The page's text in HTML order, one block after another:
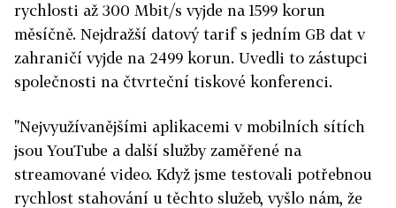
rychlosti až 300 Mbit/s vyjde na 1599 korun
měsíčně. Nejdražší datový tarif s jedním GB dat v
zahraničí vyjde na 2499 korun. Uvedli to zástupci
společnosti na čtvrteční tiskové konferenci.
"Nejvyužívanějšími aplikacemi v mobilních sítích
jsou YouTube a další služby zaměřené na
streamované video. Když jsme testovali potřebnou
rychlost stahování u těchto služeb, vyšlo nám, že